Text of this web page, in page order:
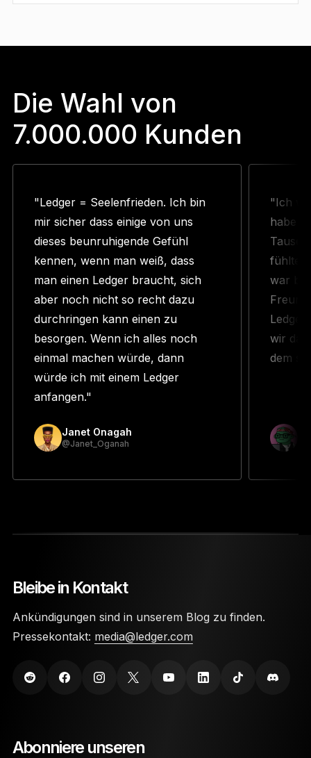
Die Wahl von
7.000.000 Kunden
"Ledger = Seelenfrieden. Ich bin
mir sicher dass einige von uns
dieses beunruhigende Gefühl
kennen, wenn man weiß, dass
man einen Ledger braucht, sich
aber noch nicht so recht dazu
durchringen kann einen zu
besorgen. Wenn ich alles noch
einmal machen würde, dann
würde ich mit einem Ledger
anfangen."
Janet Onagah
@Janet_Oganah
"Ich
habe
fühlte
war
Freund
Ledger
wir das
dem
Bleibe in Kontakt
Ankündigungen sind in unserem Blog zu finden.
Pressekontakt: media@ledger.com
Abonniere unseren